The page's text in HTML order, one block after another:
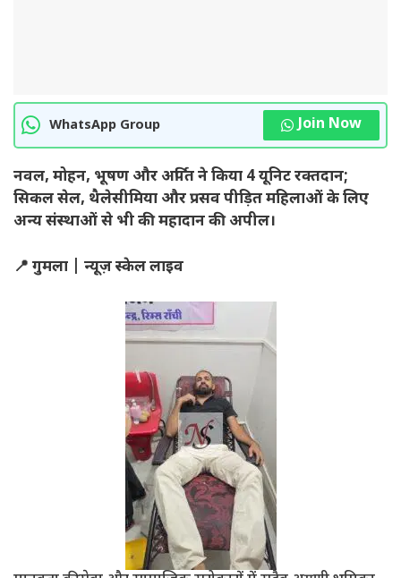
WhatsApp Group Join Now
नवल, मोहन, भूषण और अर्पित ने किया 4 यूनिट रक्तदान;
सिकल सेल, थैलेसीमिया और प्रसव पीड़ित महिलाओं के लिए
अन्य संस्थाओं से भी की महादान की अपील।
📍 गुमला | न्यूज़ स्केल लाइव